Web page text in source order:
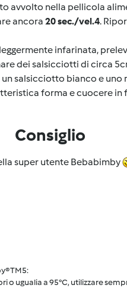
avvolto nella pellicola
ancora 20 sec./vel.4.
infarinata,
dei salsicciotti di circa
salsicciotto bianco e
forma e cuocere in
Consiglio
super utente Bebabimby
TM5:
ugualia a 95°C, utilizzare